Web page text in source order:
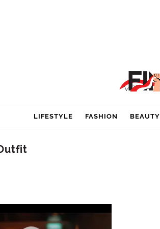
LIFESTYLE FASHION BEAUTY